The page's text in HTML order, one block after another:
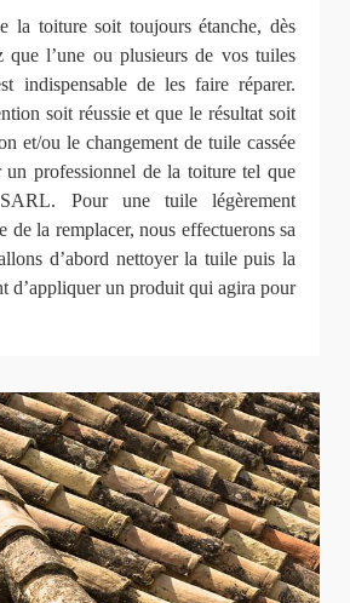
la toiture soit toujours étanche, dès
que l’une ou plusieurs de vos tuiles
indispensable de les faire réparer.
soit réussie et que le résultat soit
et/ou le changement de tuile cassée
un professionnel de la toiture tel que
Pour une tuile légèrement
de la remplacer, nous effectuerons sa
d’abord nettoyer la tuile puis la
d’appliquer un produit qui agira pour